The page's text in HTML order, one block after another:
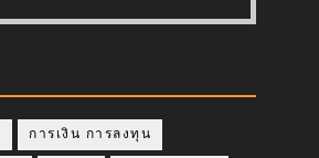
การเงิน การลงทุน